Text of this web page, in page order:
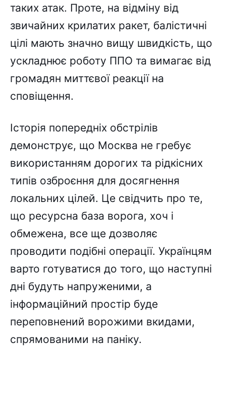
таких атак. Проте, на відміну від
звичайних крилатих ракет, балістичні
цілі мають значно вищу швидкість, що
ускладнює роботу ППО та вимагає від
громадян миттєвої реакції на
сповіщення.
Історія попередніх обстрілів
демонструє, що Москва не гребує
використанням дорогих та рідкісних
типів озброєння для досягнення
локальних цілей. Це свідчить про те,
що ресурсна база ворога, хоч і
обмежена, все ще дозволяє
проводити подібні операції. Українцям
варто готуватися до того, що наступні
дні будуть напруженими, а
інформаційний простір буде
переповнений ворожими вкидами,
спрямованими на паніку.